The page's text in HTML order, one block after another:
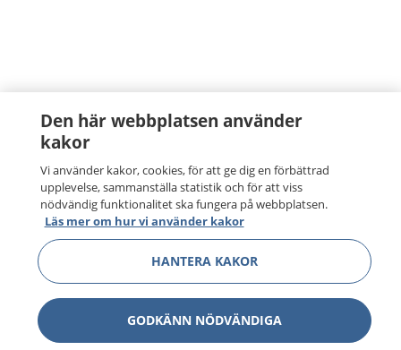
Den här webbplatsen använder
kakor
Vi använder kakor, cookies, för att ge dig en förbättrad
upplevelse, sammanställa statistik och för att viss
nödvändig funktionalitet ska fungera på webbplatsen.
Läs mer om hur vi använder kakor
HANTERA KAKOR
GODKÄNN NÖDVÄNDIGA